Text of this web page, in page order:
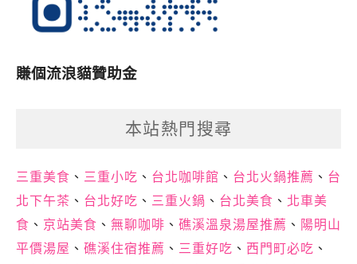
賺個流浪貓贊助金
本站熱門搜尋
三重美食 、 三重小吃 、 台北咖啡館 、 台北火鍋推薦 、 台
北下午茶 、 台北好吃 、 三重火鍋 、 台北美食 、 北車美
食 、 京站美食 、 無聊咖啡 、 礁溪溫泉湯屋推薦 、 陽明山
平價湯屋 、 礁溪住宿推薦 、 三重好吃 、 西門町必吃 、